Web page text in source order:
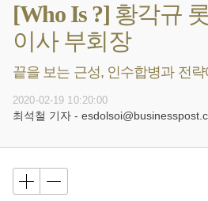
[Who Is ?] 황각규
이사 부회장
끝을 보는 근성, 인수합병과 전략
2020-02-19 10:20:00
최석철 기자 -